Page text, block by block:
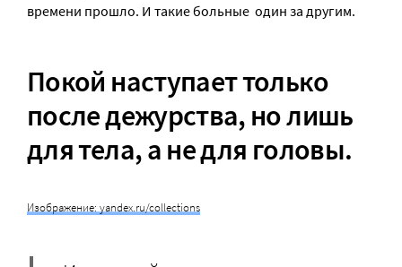
времени прошло. И такие больные ­ один за другим.
Покой наступает только
после дежурства, но лишь
для тела, а не для головы.
Изображение: yandex.ru/collections